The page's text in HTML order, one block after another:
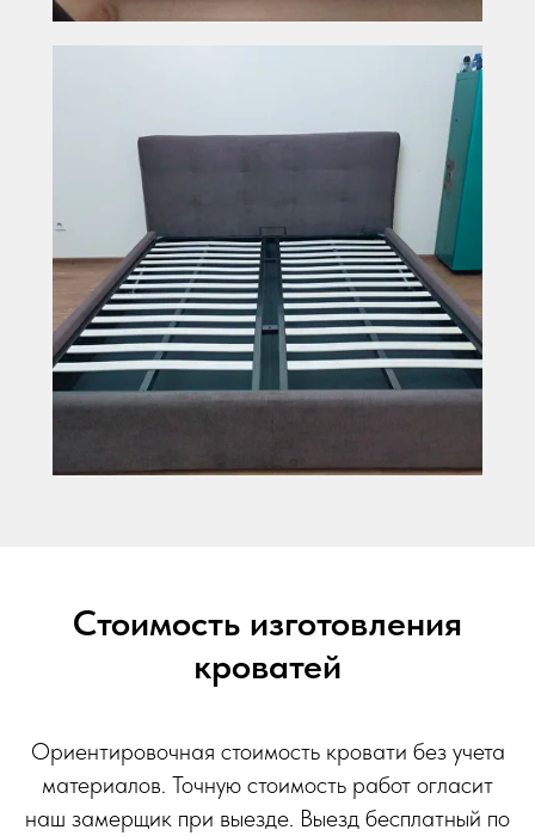
Стоимость изготовления
кроватей
Ориентировочная стоимость кровати без учета
материалов. Точную стоимость работ огласит
наш замерщик при выезде. Выезд бесплатный по